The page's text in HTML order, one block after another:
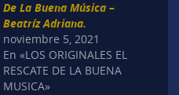
De La Buena Música –
Beatríz Adriana.
noviembre 5, 2021
En «LOS ORIGINALES EL
RESCATE DE LA BUENA
MUSICA»